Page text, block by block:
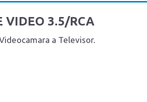
VIDEO 3.5/RCA
a Televisor.